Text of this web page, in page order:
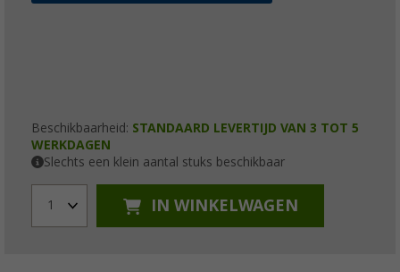
Beschikbaarheid: STANDAARD LEVERTIJD VAN 3 TOT 5
WERKDAGEN
Slechts een klein aantal stuks beschikbaar
1 IN WINKELWAGEN